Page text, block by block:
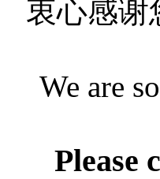
衷心感谢
We are
Please